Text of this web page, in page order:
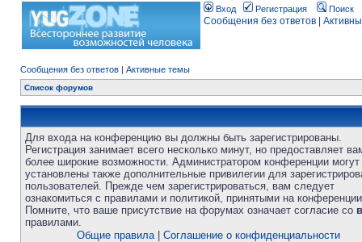
Вход Регистрация Поиск
Сообщения без ответов
Сообщения без ответов | Активные темы
Список форумов
Для входа на конференцию вы должны быть зарегистрированы.
Регистрация занимает всего несколько минут, но предоставляет
более широкие возможности. Администратором конференции
установлены также дополнительные привилегии для
пользователей. Прежде чем зарегистрироваться, вам следует
ознакомиться с правилами и политикой, принятыми на
Помните, что ваше присутствие на форумах означает согласие со
правилами.
Общие правила| Соглашение о конфиденциальности